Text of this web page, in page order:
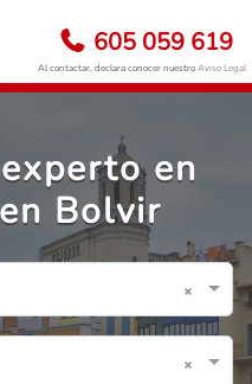
605 059 619
Al contactar, declara conocer nuestroAviso Legal
en
Bolvir
×
×